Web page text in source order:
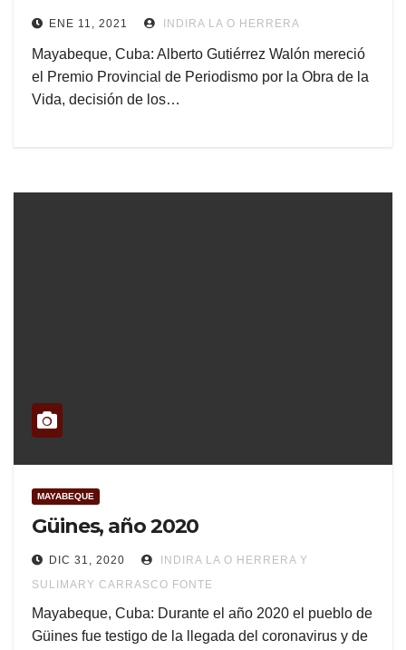
ENE 11, 2021 INDIRA LA O HERRERA
Mayabeque, Cuba: Alberto Gutiérrez Walón mereció
el Premio Provincial de Periodismo por la Obra de la
Vida, decisión de los…
MAYABEQUE
Güines, año 2020
DIC 31, 2020
INDIRA LA O HERRERA Y
SULIMARY CARRASCO FONTE
Mayabeque, Cuba: Durante el año 2020 el pueblo de
Güines fue testigo de la llegada del coronavirus y de